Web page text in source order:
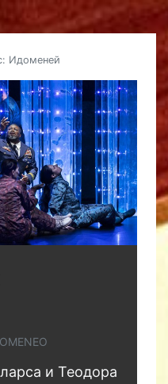
Идоменей
и Теодора